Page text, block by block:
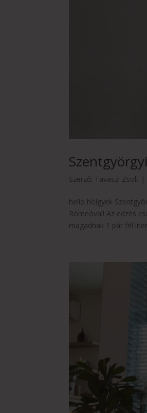
Szerző: Tavaszi Zsolt |
hello hölgyek
Rómeóval! Az edzés
magadnak 1 pár fél